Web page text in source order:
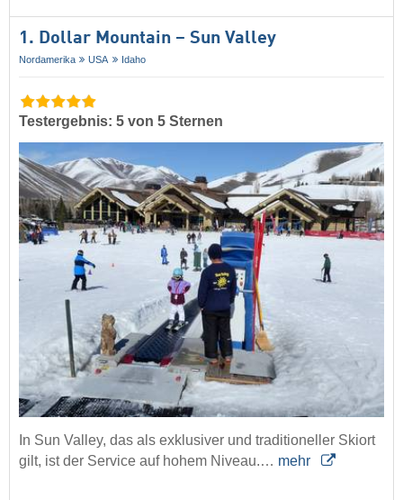
1. Dollar Mountain – Sun Valley
Nordamerika USA Idaho
Testergebnis: 5 von 5 Sternen
In Sun Valley, das als exklusiver und traditioneller Skiort
gilt, ist der Service auf hohem Niveau.… mehr